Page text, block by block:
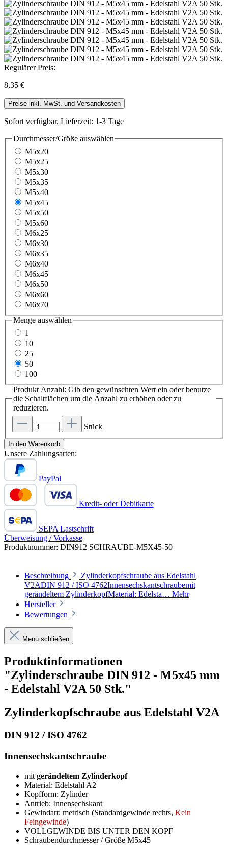
Regulärer Preis:
8,35 €
Preise inkl. MwSt. und Versandkosten
Sofort verfügbar, Lieferzeit: 1-3 Tage
Durchmesser/Größe auswählen
M5x20
M5x25
M5x30
M5x35
M5x40
M5x45
M5x50
M5x60
M6x25
M6x30
M6x35
M6x40
M6x45
M6x50
M6x60
M6x70
Menge auswählen
1
10
25
50
100
Produkt Anzahl: Gib den gewünschten Wert ein oder benutze
die Schaltflächen um die Anzahl zu erhöhen oder zu
reduzieren.
Stück
In den Warenkorb
Unsere Zahlungsarten:
PayPal
Kredit- oder Debitkarte
SEPA Lastschrift
Überweisung / Vorkasse
Produktnummer: DIN912 SCHRAUBE-M5X45-50
Beschreibung
Zylinderkopfschraube aus Edelstahl
V2ADIN 912 / ISO 4762Innensechskantschraubemit
gerändeltem ZylinderkopfMaterial: Edelsta… Mehr
Hersteller
Bewertungen
Menü schließen
Produktinformationen
"Zylinderschraube DIN 912 - M5x45 mm
- Edelstahl V2A 50 Stk."
Zylinderkopfschraube aus Edelstahl V2A
DIN 912 / ISO 4762
Innensechskantschraube
mit gerändeltem Zylinderkopf
Material: Edelstahl A2
Kopfform: Zylinder
Antrieb: Innensechskant
Gewindart: metrisch (Standardgewinde rechts, Kein
Feingewinde)
VOLLGEWINDE BIS UNTER DEN KOPF
Schraubendurchmesser / Größe M5x45